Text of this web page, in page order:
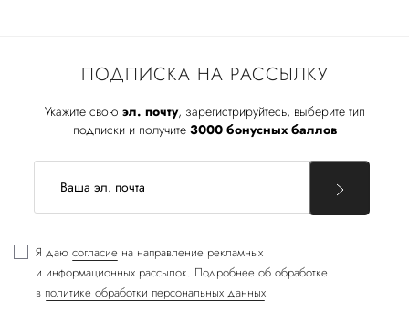
ПОДПИСКА НА РАССЫЛКУ
Укажите свою эл. почту, зарегистрируйтесь, выберите тип
подписки и получите 3000 бонусных баллов
Я даю согласие на направление рекламных
и информационных рассылок. Подробнее об обработке
в политике обработки персональных данных